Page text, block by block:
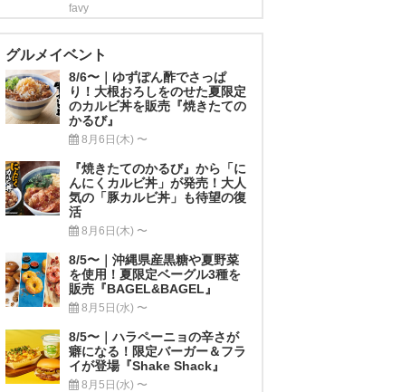
favy
グルメイベント
8/6〜｜ゆずぽん酢でさっぱ
り！大根おろしをのせた夏限定
のカルビ丼を販売『焼きたての
かるび』
8月6日(木) 〜
『焼きたてのかるび』から「に
んにくカルビ丼」が発売！大人
気の「豚カルビ丼」も待望の復
活
8月6日(木) 〜
8/5〜｜沖縄県産黒糖や夏野菜
を使用！夏限定ベーグル3種を
販売『BAGEL&BAGEL』
8月5日(水) 〜
8/5〜｜ハラペーニョの辛さが
癖になる！限定バーガー＆フラ
イが登場『Shake Shack』
8月5日(水) 〜